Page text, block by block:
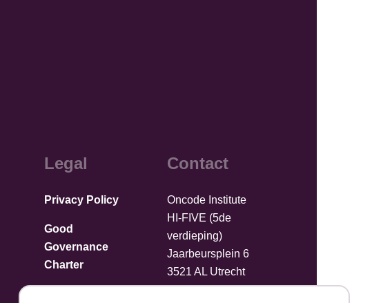
Legal
Privacy Policy
Good
Governance
Charter
Contact
Oncode Institute
HI-FIVE (5de
verdieping)
Jaarbeursplein 6
3521 AL Utrecht
Nederland